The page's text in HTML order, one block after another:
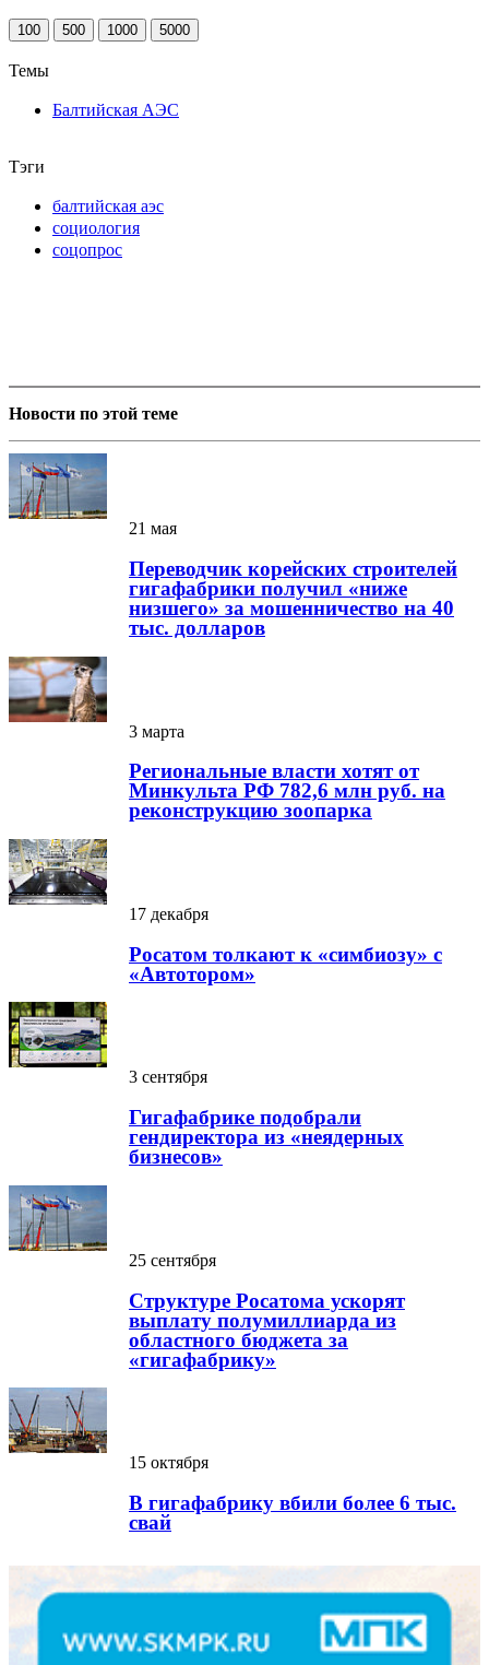
100 500 1000 5000
Темы
Балтийская АЭС
Тэги
балтийская аэс
социология
соцопрос
Новости по этой теме
21 мая
Переводчик корейских строителей
гигафабрики получил «ниже
низшего» за мошенничество на 40
тыс. долларов
3 марта
Региональные власти хотят от
Минкульта РФ 782,6 млн руб. на
реконструкцию зоопарка
17 декабря
Росатом толкают к «симбиозу» с
«Автотором»
3 сентября
Гигафабрике подобрали
гендиректора из «неядерных
бизнесов»
25 сентября
Структуре Росатома ускорят
выплату полумиллиарда из
областного бюджета за
«гигафабрику»
15 октября
В гигафабрику вбили более 6 тыс.
свай